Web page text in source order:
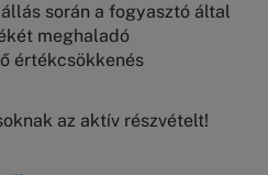
során a fogyasztó által
meghaladó
értékcsökkenés
az aktív részvételt!